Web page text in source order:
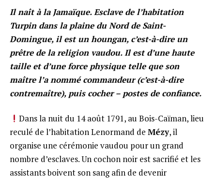
Il naît à la Jamaïque. Esclave de l’habitation
Turpin dans la plaine du Nord de Saint-
Domingue, il est un houngan, c’est-à-dire un
prêtre de la religion vaudou. Il est d’une haute
taille et d’une force physique telle que son
maître l’a nommé commandeur (c’est-à-dire
contremaître), puis cocher – postes de confiance.
Dans la nuit du 14 août 1791, au Bois-Caïman, lieu
reculé de l’habitation Lenormand de Mézy, il
organise une cérémonie vaudou pour un grand
nombre d’esclaves. Un cochon noir est sacrifié et les
assistants boivent son sang afin de devenir